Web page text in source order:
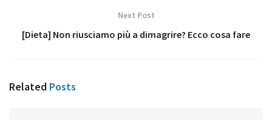
Next Post
[Dieta] Non riusciamo più a dimagrire? Ecco cosa fare
Related Posts